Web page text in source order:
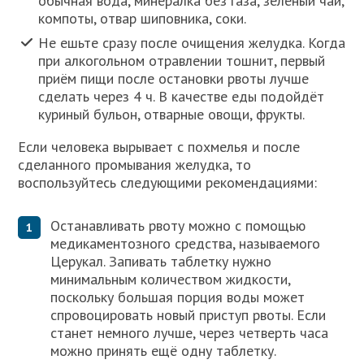
компоты, отвар шиповника, соки.
Не ешьте сразу после очищения желудка. Когда
при алкогольном отравлении тошнит, первый
приём пищи после остановки рвоты лучше
сделать через 4 ч. В качестве еды подойдёт
куриный бульон, отварные овощи, фрукты.
Если человека вырывает с похмелья и после
сделанного промывания желудка, то
воспользуйтесь следующими рекомендациями:
Останавливать рвоту можно с помощью
медикаментозного средства, называемого
Церукал. Запивать таблетку нужно
минимальным количеством жидкости,
поскольку большая порция воды может
спровоцировать новый приступ рвоты. Если
станет немного лучше, через четверть часа
можно принять ещё одну таблетку.